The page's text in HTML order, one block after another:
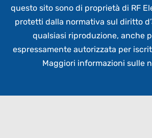
questo sito sono di proprietà di RF
protetti dalla normativa sul diritto
qualsiasi riproduzione, anche
espressamente autorizzata per
Maggiori informazioni sulle